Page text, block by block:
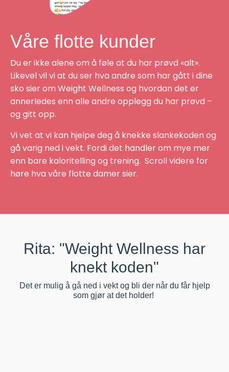
Våre flotte kunder
Du er ikke alene om å føle at du har prøvd «alt».
Likevel vil vi at du ser hva andre som har gått i dine
sko sier om Weight Wellness og hvordan det er
annerledes enn alle andre opplegg du har prøvd –
og gitt opp.
Vi vet at vi kan hjelpe deg å knekke slankekoden og
gå varig ned i vekt. Fordi det handler om mye mer
enn bare kaloritelling og trening. Scroll videre for
høre hva våre flotte damer sier.
Rita: "Weight Wellness har
knekt koden"
Det er mulig å gå ned i vekt og bli der når du får hjelp
som gjør at det holder!